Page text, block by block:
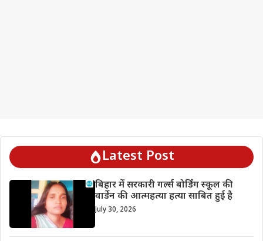
Latest Post
बिहार में सरकारी गर्ल्स बोर्डिंग स्कूल की
वार्डेन की आत्महत्या हत्या साबित हुई है
July 30, 2026